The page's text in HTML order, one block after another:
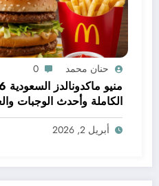
حنان محمد 0
الكاملة وأحدث الوجبات
أبريل 2, 2026